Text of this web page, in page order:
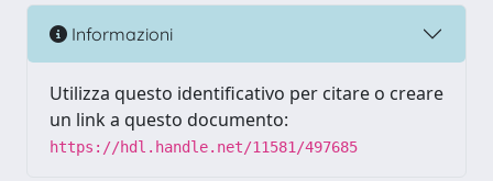
Informazioni
Utilizza questo identificativo per citare o creare
un link a questo documento:
https://hdl.handle.net/11581/497685